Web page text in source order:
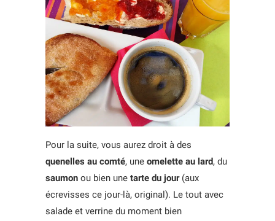
Pour la suite, vous aurez droit à des
quenelles au comté, une omelette au lard, du
saumon ou bien une tarte du jour(aux
écrevisses ce jour-là, original). Le tout avec
salade et verrine du moment bien